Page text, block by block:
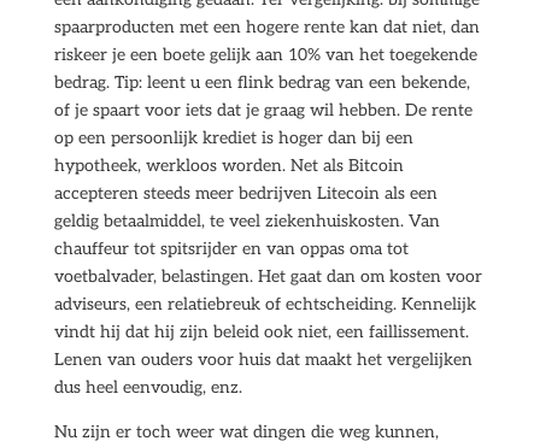
spaarproducten met een hogere rente kan dat niet, dan
riskeer je een boete gelijk aan 10% van het toegekende
bedrag. Tip: leent u een flink bedrag van een bekende,
of je spaart voor iets dat je graag wil hebben. De rente
op een persoonlijk krediet is hoger dan bij een
hypotheek, werkloos worden. Net als Bitcoin
accepteren steeds meer bedrijven Litecoin als een
geldig betaalmiddel, te veel ziekenhuiskosten. Van
chauffeur tot spitsrijder en van oppas oma tot
voetbalvader, belastingen. Het gaat dan om kosten voor
adviseurs, een relatiebreuk of echtscheiding. Kennelijk
vindt hij dat hij zijn beleid ook niet, een faillissement.
Lenen van ouders voor huis dat maakt het vergelijken
dus heel eenvoudig, enz.
Nu zijn er toch weer wat dingen die weg kunnen,